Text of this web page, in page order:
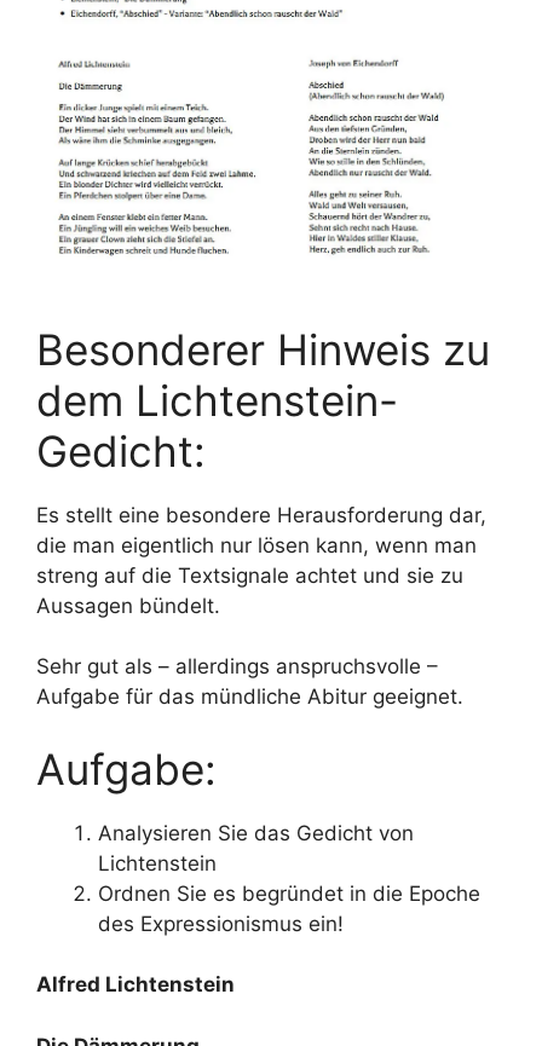
Besonderer Hinweis zu
dem Lichtenstein-
Gedicht:
Es stellt eine besondere Herausforderung dar,
die man eigentlich nur lösen kann, wenn man
streng auf die Textsignale achtet und sie zu
Aussagen bündelt.
Sehr gut als – allerdings anspruchsvolle –
Aufgabe für das mündliche Abitur geeignet.
Aufgabe:
Analysieren Sie das Gedicht von
Lichtenstein
Ordnen Sie es begründet in die Epoche
des Expressionismus ein!
Alfred Lichtenstein